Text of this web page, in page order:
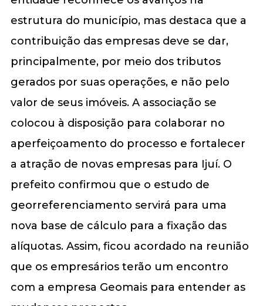
estrutura do município, mas destaca que a
contribuição das empresas deve se dar,
principalmente, por meio dos tributos
gerados por suas operações, e não pelo
valor de seus imóveis. A associação se
colocou à disposição para colaborar no
aperfeiçoamento do processo e fortalecer
a atração de novas empresas para Ijuí. O
prefeito confirmou que o estudo de
georreferenciamento servirá para uma
nova base de cálculo para a fixação das
alíquotas. Assim, ficou acordado na reunião
que os empresários terão um encontro
com a empresa Geomais para entender as